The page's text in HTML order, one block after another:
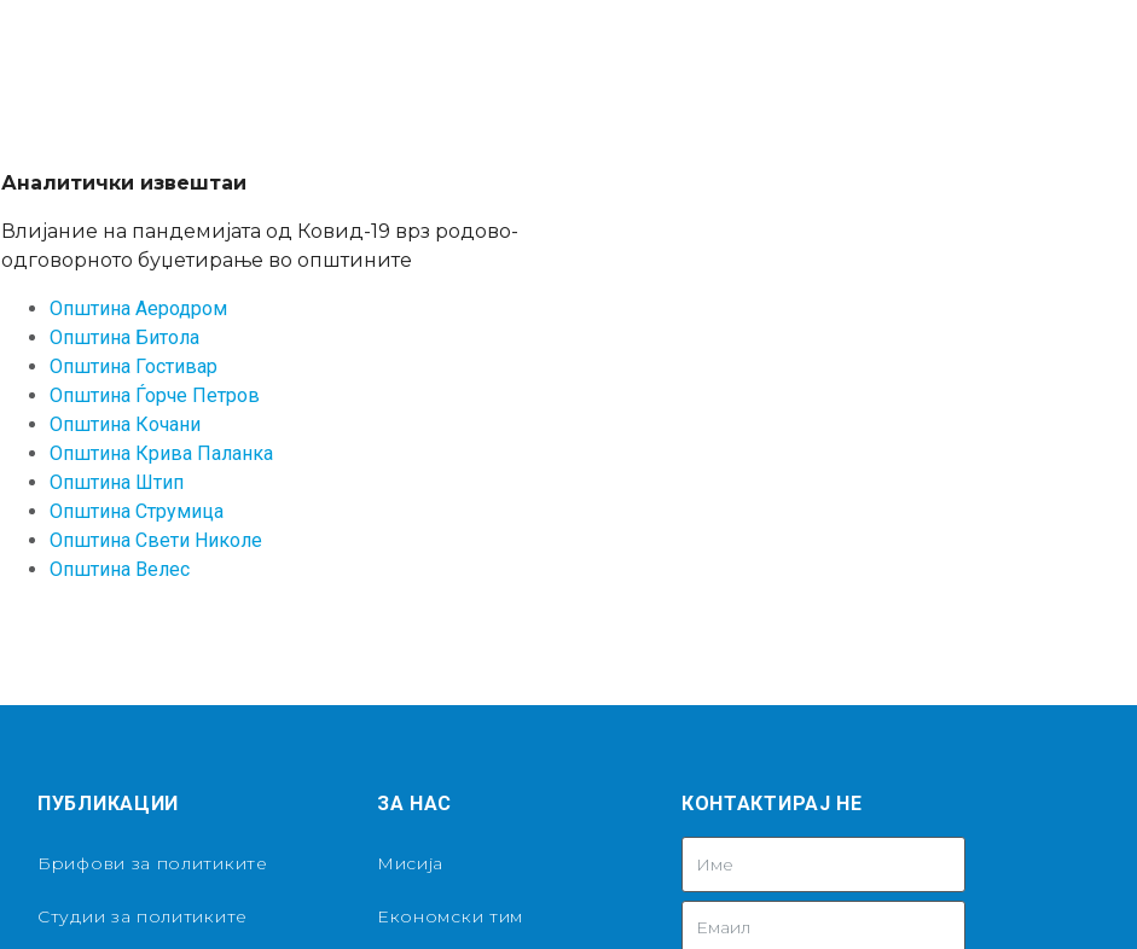
Аналитички извештаи
Влијание на пандемијата од Ковид-19 врз родово-
одговорното буџетирање во општините
Општина Аеродром
Општина Битола
Општина Гостивар
Општина Ѓорче Петров
Општина Кочани
Општина Крива Паланка
Општина Штип
Општина Струмица
Општина Свети Николе
Општина Велес
ПУБЛИКАЦИИ
Брифови за политиките
Студии за политиките
ЗА НАС
Мисија
Економски тим
КОНТАКТИРАЈ НЕ